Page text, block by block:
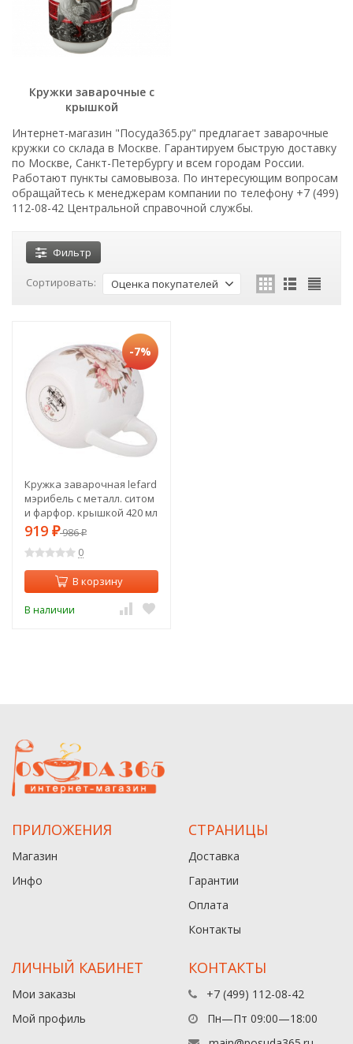
Кружки заварочные с
крышкой
Интернет-магазин "Посуда365.ру" предлагает заварочные
кружки со склада в Москве. Гарантируем быструю доставку
по Москве, Санкт-Петербургу и всем городам России.
Работают пункты самовывоза. По интересующим вопросам
обращайтесь к менеджерам компании по телефону +7 (499)
112-08-42 Центральной справочной службы.
Фильтр
Сортировать: Оценка покупателей
-7%
Кружка заварочная lefard
мэрибель с металл. ситом
и фарфор. крышкой 420 мл
Lefard (87-284)
919 ₽986₽
0
В корзину
В наличии
ПРИЛОЖЕНИЯ
Магазин
Инфо
СТРАНИЦЫ
Доставка
Гарантии
Оплата
Контакты
ЛИЧНЫЙ КАБИНЕТ
Мои заказы
Мой профиль
КОНТАКТЫ
+7 (499) 112-08-42
Пн—Пт 09:00—18:00